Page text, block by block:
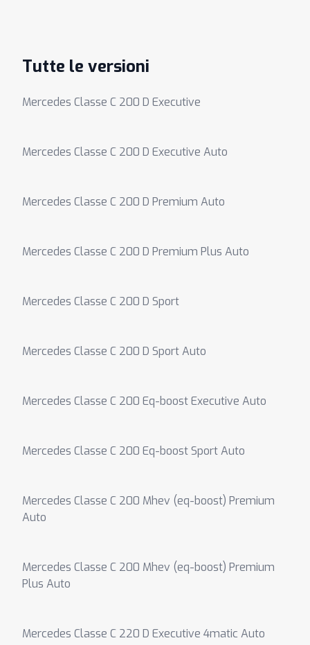
Tutte le versioni
Mercedes Classe C 200 D Executive
Mercedes Classe C 200 D Executive Auto
Mercedes Classe C 200 D Premium Auto
Mercedes Classe C 200 D Premium Plus Auto
Mercedes Classe C 200 D Sport
Mercedes Classe C 200 D Sport Auto
Mercedes Classe C 200 Eq-boost Executive Auto
Mercedes Classe C 200 Eq-boost Sport Auto
Mercedes Classe C 200 Mhev (eq-boost) Premium
Auto
Mercedes Classe C 200 Mhev (eq-boost) Premium
Plus Auto
Mercedes Classe C 220 D Executive 4matic Auto